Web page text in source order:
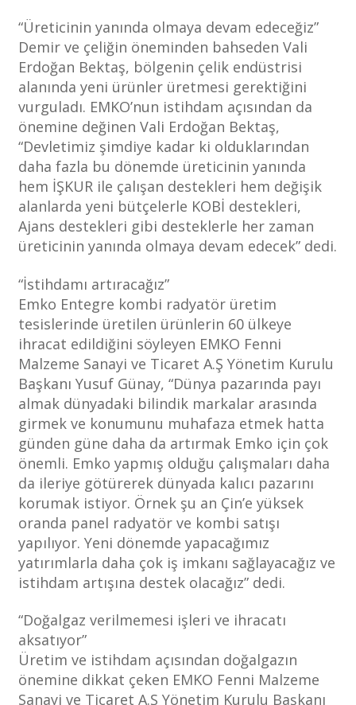
“Üreticinin yanında olmaya devam edeceğiz”
Demir ve çeliğin öneminden bahseden Vali
Erdoğan Bektaş, bölgenin çelik endüstrisi
alanında yeni ürünler üretmesi gerektiğini
vurguladı. EMKO’nun istihdam açısından da
önemine değinen Vali Erdoğan Bektaş,
“Devletimiz şimdiye kadar ki olduklarından
daha fazla bu dönemde üreticinin yanında
hem İŞKUR ile çalışan destekleri hem değişik
alanlarda yeni bütçelerle KOBİ destekleri,
Ajans destekleri gibi desteklerle her zaman
üreticinin yanında olmaya devam edecek” dedi.
“İstihdamı artıracağız”
Emko Entegre kombi radyatör üretim
tesislerinde üretilen ürünlerin 60 ülkeye
ihracat edildiğini söyleyen EMKO Fenni
Malzeme Sanayi ve Ticaret A.Ş Yönetim Kurulu
Başkanı Yusuf Günay, “Dünya pazarında payı
almak dünyadaki bilindik markalar arasında
girmek ve konumunu muhafaza etmek hatta
günden güne daha da artırmak Emko için çok
önemli. Emko yapmış olduğu çalışmaları daha
da ileriye götürerek dünyada kalıcı pazarını
korumak istiyor. Örnek şu an Çin’e yüksek
oranda panel radyatör ve kombi satışı
yapılıyor. Yeni dönemde yapacağımız
yatırımlarla daha çok iş imkanı sağlayacağız ve
istihdam artışına destek olacağız” dedi.
“Doğalgaz verilmemesi işleri ve ihracatı
aksatıyor”
Üretim ve istihdam açısından doğalgazın
önemine dikkat çeken EMKO Fenni Malzeme
Sanayi ve Ticaret A.Ş Yönetim Kurulu Başkanı